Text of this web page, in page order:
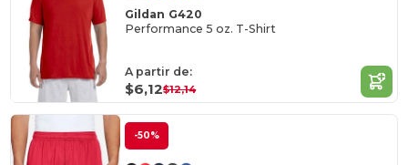
Gildan G420
Performance 5 oz. T-Shirt
A partir de:
$6,12$12,14
-50%